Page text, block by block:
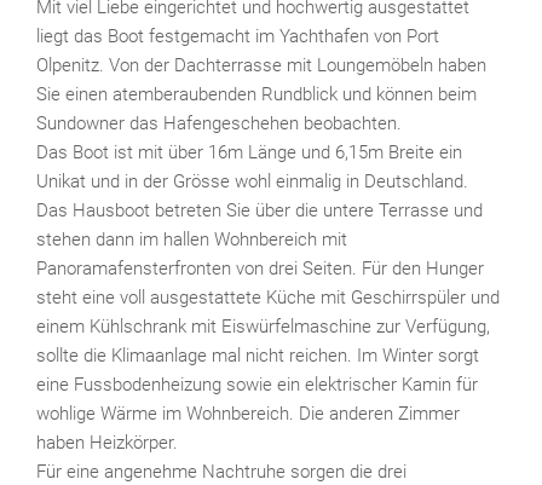
Mit viel Liebe eingerichtet und hochwertig ausgestattet
liegt das Boot festgemacht im Yachthafen von Port
Olpenitz. Von der Dachterrasse mit Loungemöbeln haben
Sie einen atemberaubenden Rundblick und können beim
Sundowner das Hafengeschehen beobachten.
Das Boot ist mit über 16m Länge und 6,15m Breite ein
Unikat und in der Grösse wohl einmalig in Deutschland.
Das Hausboot betreten Sie über die untere Terrasse und
stehen dann im hallen Wohnbereich mit
Panoramafensterfronten von drei Seiten. Für den Hunger
steht eine voll ausgestattete Küche mit Geschirrspüler und
einem Kühlschrank mit Eiswürfelmaschine zur Verfügung,
sollte die Klimaanlage mal nicht reichen. Im Winter sorgt
eine Fussbodenheizung sowie ein elektrischer Kamin für
wohlige Wärme im Wohnbereich. Die anderen Zimmer
haben Heizkörper.
Für eine angenehme Nachtruhe sorgen die drei